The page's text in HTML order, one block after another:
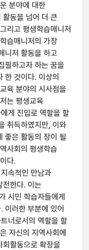
분야에 대한
동을 넘어 더 큰
리고 평생학습매니저
습매니저의 가장
니저 활동을 하고
필하고자 하는 꿈을
한 것이다. 이상의
육 분야의 시사점을
는 평생교육
게 진입로 역할을 할
취득하였지만, 이와
좋은 활동의 장이 될
사회의 평생학습
다.
속적인 만남과
전한다. 이는
시민 학습자들에게
이러한 부분에 있어
너로서의 역할을 할
자신의 지역사회에
활동으로 확장을